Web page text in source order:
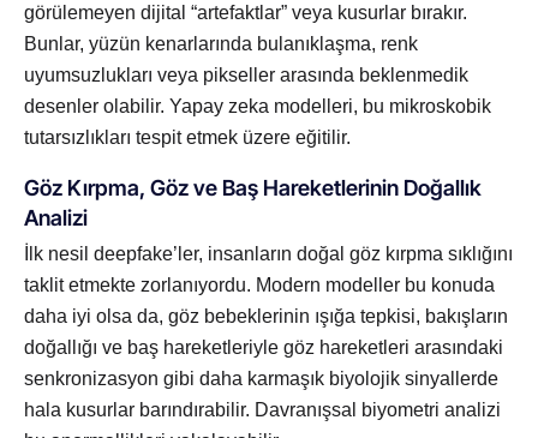
görülemeyen dijital “artefaktlar” veya kusurlar bırakır.
Bunlar, yüzün kenarlarında bulanıklaşma, renk
uyumsuzlukları veya pikseller arasında beklenmedik
desenler olabilir. Yapay zeka modelleri, bu mikroskobik
tutarsızlıkları tespit etmek üzere eğitilir.
Göz Kırpma, Göz ve Baş Hareketlerinin Doğallık
Analizi
İlk nesil deepfake’ler, insanların doğal göz kırpma sıklığını
taklit etmekte zorlanıyordu. Modern modeller bu konuda
daha iyi olsa da, göz bebeklerinin ışığa tepkisi, bakışların
doğallığı ve baş hareketleriyle göz hareketleri arasındaki
senkronizasyon gibi daha karmaşık biyolojik sinyallerde
hala kusurlar barındırabilir. Davranışsal biyometri analizi